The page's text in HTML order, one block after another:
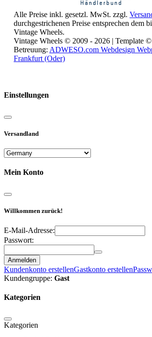
Alle Preise inkl. gesetzl. MwSt. zzgl.
durchgestrichenen Preise entsprechen dem
Vintage Wheels.
Vintage Wheels © 2009 - 2026 | Template
Betreuung: ADWESO.com Webdesign
Frankfurt (Oder)
Einstellungen
Versandland
Mein Konto
Willkommen zurück!
E-Mail-Adresse:
Passwort:
Anmelden
Kundenkonto erstellenGastkonto erstellen
Kundengruppe: Gast
Kategorien
Kategorien